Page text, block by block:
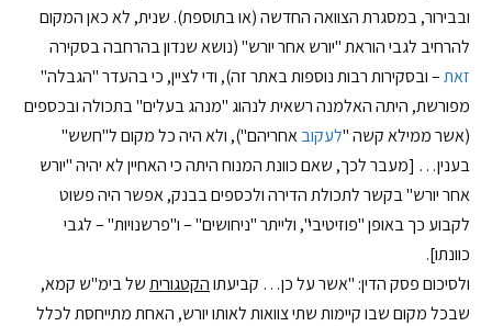
ובבירור, במסגרת הצוואה החדשה (או בתוספת). שנית, לא כאן המקום
להרחיב לגבי הוראת "יורש אחר יורש" (נושא שנדון בהרחבה בסקירה
זאת– ובסקירות רבות נוספות באתר זה), ודי לציין, כי בהעדר "הגבלה"
מפורשת, היתה האלמנה רשאית לנהוג "מנהג בעלים" בתכולה ובכספים
(אשר ממילא קשה "לעקובאחריהם"), ולא היה כל מקום ל"חשש"
בענין… [מעבר לכך, שאם כוונת המנוח היתה כי האחיין לא יהיה "יורש
אחר יורש" בקשר לתכולת הדירה ולכספים בבנק, אפשר היה פשוט
לקבוע כך באופן "פוזיטיבי", ולייתר "ניחושים" – ו"פרשנויות" – לגבי
כוונתו].
ולסיכום פסק הדין: "אשר על כן… קביעתוהקטגוריתשל בימ"ש קמא,
שבכל מקום שבו קיימות שתי צוואות לאותו יורש, האחת מתייחסת לכלל